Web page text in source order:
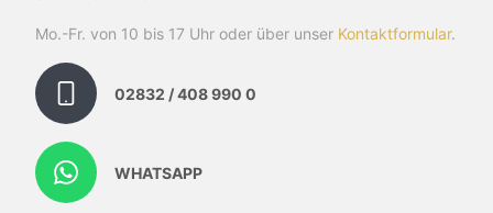
Mo.-Fr. von 10 bis 17 Uhr oder über unser Kontaktformular.
02832 / 408 990 0
WHATSAPP